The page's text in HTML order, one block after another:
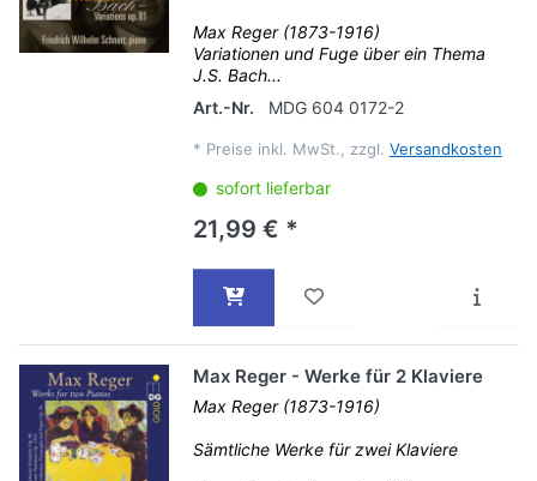
Max Reger (1873-1916)
Variationen und Fuge über ein Thema
J.S. Bach...
Art.-Nr.
MDG 604 0172-2
* Preise inkl. MwSt., zzgl. Versandkosten
sofort lieferbar
21,99 € *
Max Reger - Werke für 2 Klaviere
Max Reger (1873-1916)
Sämtliche Werke für zwei Klaviere